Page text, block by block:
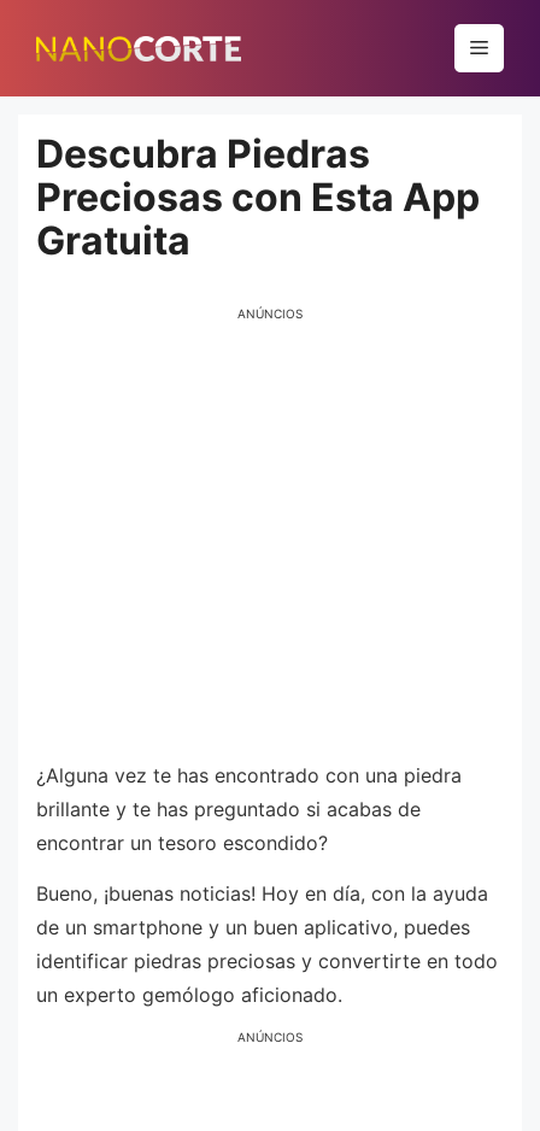
para
conteúdo
Menu
Descubra Piedras
Preciosas con Esta App
Gratuita
ANÚNCIOS
¿Alguna vez te has encontrado con una piedra
brillante y te has preguntado si acabas de
encontrar un tesoro escondido?
Bueno, ¡buenas noticias! Hoy en día, con la ayuda
de un smartphone y un buen aplicativo, puedes
identificar piedras preciosas y convertirte en todo
un experto gemólogo aficionado.
ANÚNCIOS